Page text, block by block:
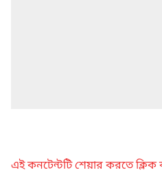
এই কনটেন্টটি শেয়ার করতে